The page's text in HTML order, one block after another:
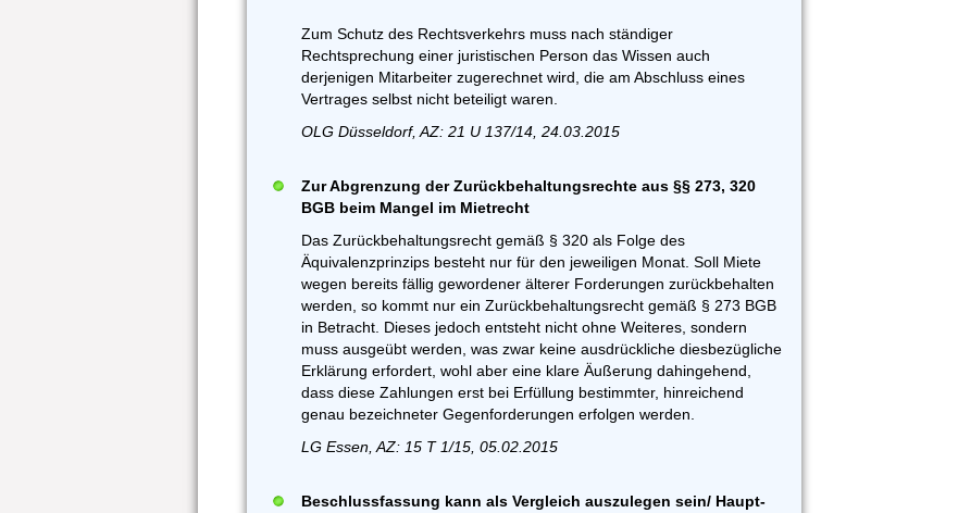
Zum Schutz des Rechtsverkehrs muss nach ständiger
Rechtsprechung einer juristischen Person das Wissen auch
derjenigen Mitarbeiter zugerechnet wird, die am Abschluss eines
Vertrages selbst nicht beteiligt waren.
OLG Düsseldorf, AZ: 21 U 137/14, 24.03.2015
Zur Abgrenzung der Zurückbehaltungsrechte aus §§ 273, 320
BGB beim Mangel im Mietrecht
Das Zurückbehaltungsrecht gemäß § 320 als Folge des
Äquivalenzprinzips besteht nur für den jeweiligen Monat. Soll Miete
wegen bereits fällig gewordener älterer Forderungen zurückbehalten
werden, so kommt nur ein Zurückbehaltungsrecht gemäß § 273 BGB
in Betracht. Dieses jedoch entsteht nicht ohne Weiteres, sondern
muss ausgeübt werden, was zwar keine ausdrückliche diesbezügliche
Erklärung erfordert, wohl aber eine klare Äußerung dahingehend,
dass diese Zahlungen erst bei Erfüllung bestimmter, hinreichend
genau bezeichneter Gegenforderungen erfolgen werden.
LG Essen, AZ: 15 T 1/15, 05.02.2015
Beschlussfassung kann als Vergleich auszulegen sein/ Haupt-